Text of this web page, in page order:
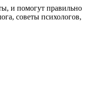
и помогут правильно
советы психологов,